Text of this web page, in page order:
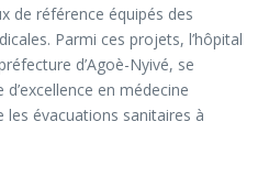
de référence équipés des
Parmi ces projets, l’hôpital
d’Agoè-Nyivé, se
en médecine
les évacuations sanitaires à